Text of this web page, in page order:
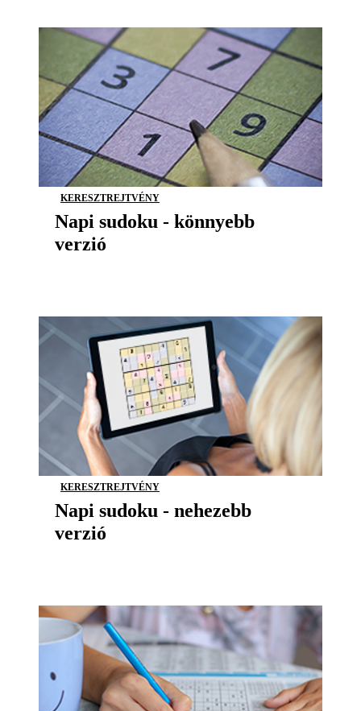
KERESZTREJTVÉNY
Napi sudoku - könnyebb
verzió
KERESZTREJTVÉNY
Napi sudoku - nehezebb
verzió